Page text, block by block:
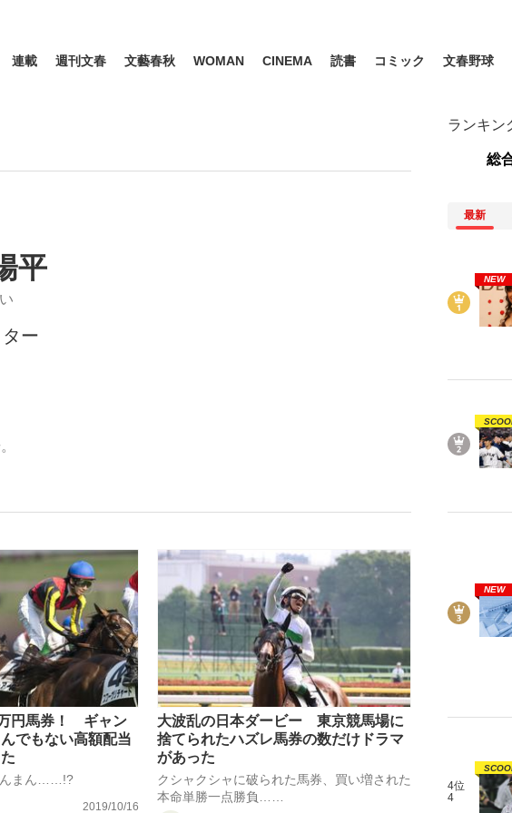
代表監督に... 「最悪の空気のまま解散」WBC日本代表“敗戦”の真実 選
た“NPB聞... 「クマが悪者扱いされているのが悲しい」『北の国から』
・森保一監督...
もっと見る
連載 週刊文春 文藝春秋 WOMAN CINEMA 読書 コミック 文春野球
一覧
平
ー
円馬券！ ギャン
でもない高額配当
んまん……!?
2019/10/16
大波乱の日本ダービー 東京競馬場に
捨てられたハズレ馬券の数だけドラマ
があった
クシャクシャに破られた馬券、買い増された
本命単勝一点勝負……
ランキン
総
最新
NEW
NEW
4位
4